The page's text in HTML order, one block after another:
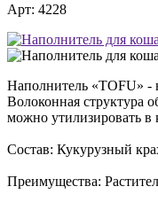
Арт: 4228
Наполнитель «TOFU» -
Волоконная структура
можно утилизировать в
Состав: Кукурузный
Преимущества: